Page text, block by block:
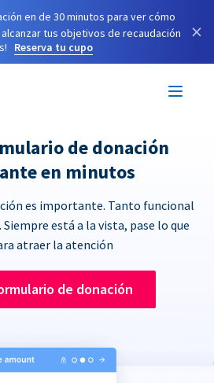
en de 30 minutos para ver cómo
tus objetivos de recaudación
Reserva tu cupo
×
de donación
en minutos
es importante. Tanto funcional
está a la vista, pase lo que
atraer la atención
de donación